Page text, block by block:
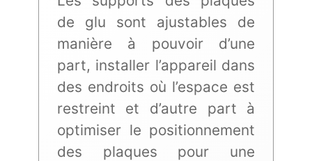
de glu sont ajustables de
manière à pouvoir d’une
part, installer l’appareil dans
des endroits où l’espace est
restreint et d’autre part à
optimiser le positionnement
des plaques pour une